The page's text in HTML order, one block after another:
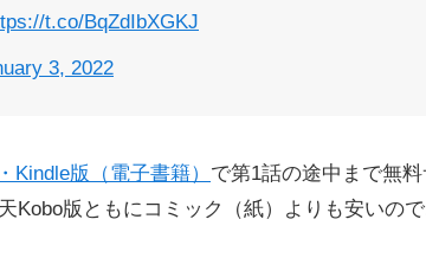
t.co/BqZdIbXGKJ
3, 2022
Kindle版（電子書籍） で第1話の途中まで無
Kobo版ともにコミック（紙）よりも安いので